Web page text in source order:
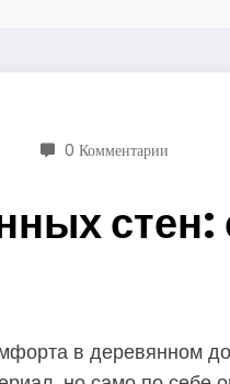
0 Комментарии
в деревянном